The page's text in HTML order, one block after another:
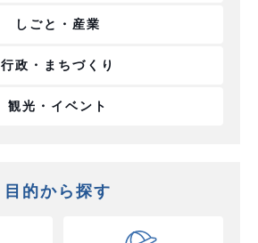
しごと・産業
行政・まちづくり
観光・イベント
目的から探す